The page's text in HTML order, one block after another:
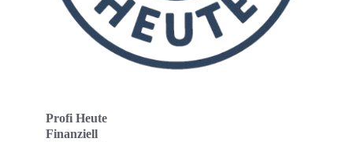
Profi Heute
Finanziell